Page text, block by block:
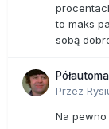
to maks
sobą
Przez
Na